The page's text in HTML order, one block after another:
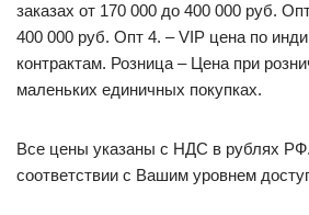
заказах от 170 000 до 400 000 руб.
400 000 руб. Опт 4. – VIP цена по
контрактам. Розница – Цена при
маленьких единичных покупках.
Все цены указаны с НДС в рублях
соответствии с Вашим уровнем